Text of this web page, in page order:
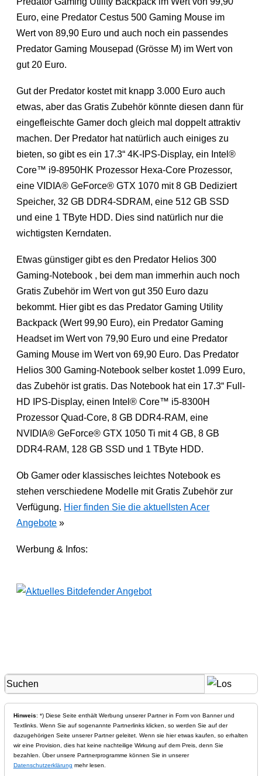
Euro, eine Predator Cestus 500 Gaming Mouse im
Wert von 89,90 Euro und auch noch ein passendes
Predator Gaming Mousepad (Grösse M) im Wert von
gut 20 Euro.
Gut der Predator kostet mit knapp 3.000 Euro auch
etwas, aber das Gratis Zubehör könnte diesen dann für
eingefleischte Gamer doch gleich mal doppelt attraktiv
machen. Der Predator hat natürlich auch einiges zu
bieten, so gibt es ein 17.3“ 4K-IPS-Display, ein Intel®
Core™ i9-8950HK Prozessor Hexa-Core Prozessor,
eine VIDIA® GeForce® GTX 1070 mit 8 GB Dediziert
Speicher, 32 GB DDR4-SDRAM, eine 512 GB SSD
und eine 1 TByte HDD. Dies sind natürlich nur die
wichtigsten Kerndaten.
Etwas günstiger gibt es den Predator Helios 300
Gaming-Notebook , bei dem man immerhin auch noch
Gratis Zubehör im Wert von gut 350 Euro dazu
bekommt. Hier gibt es das Predator Gaming Utility
Backpack (Wert 99,90 Euro), ein Predator Gaming
Headset im Wert von 79,90 Euro und eine Predator
Gaming Mouse im Wert von 69,90 Euro. Das Predator
Helios 300 Gaming-Notebook selber kostet 1.099 Euro,
das Zubehör ist gratis. Das Notebook hat ein 17.3“ Full-
HD IPS-Display, einen Intel® Core™ i5-8300H
Prozessor Quad-Core, 8 GB DDR4-RAM, eine
NVIDIA® GeForce® GTX 1050 Ti mit 4 GB, 8 GB
DDR4-RAM, 128 GB SSD und 1 TByte HDD.
Ob Gamer oder klassisches leichtes Notebook es
stehen verschiedene Modelle mit Gratis Zubehör zur
Verfügung. Hier finden Sie die aktuellsten Acer
Angebote »
Werbung & Infos:
Hinweis: *) Diese Seite enthält Werbung unserer Partner in Form von Banner und
Textlinks. Wenn Sie auf sogenannte Partnerlinks klicken, so werden Sie auf der
dazugehörigen Seite unserer Partner geleitet. Wenn sie hier etwas kaufen, so erhalten
wir eine Provision, dies hat keine nachteilige Wirkung auf dem Preis, denn Sie
bezahlen. Über unsere Partnerprogramme können Sie in unserer
Datenschutzerklärung mehr lesen.